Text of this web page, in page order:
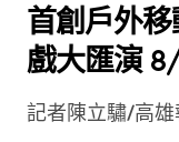
首創戶外
戲大匯演 8/15起高雄市文
化中心圓
記者陳立驌/高